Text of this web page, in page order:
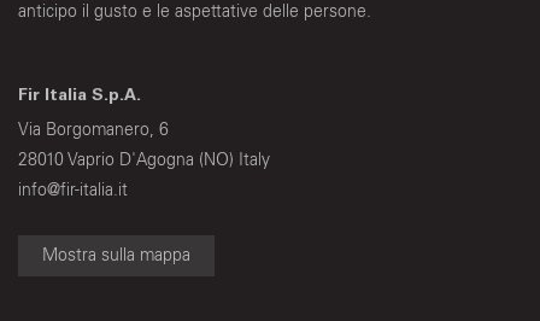
anticipo il gusto e le aspettative delle persone.
Fir Italia S.p.A.
Via Borgomanero, 6
28010 Vaprio D'Agogna (NO) Italy
info@fir-italia.it
Mostra sulla mappa